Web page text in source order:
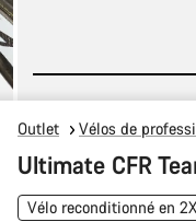
Outlet Vélos de
Ultimate CFR
Vélo reconditionné en